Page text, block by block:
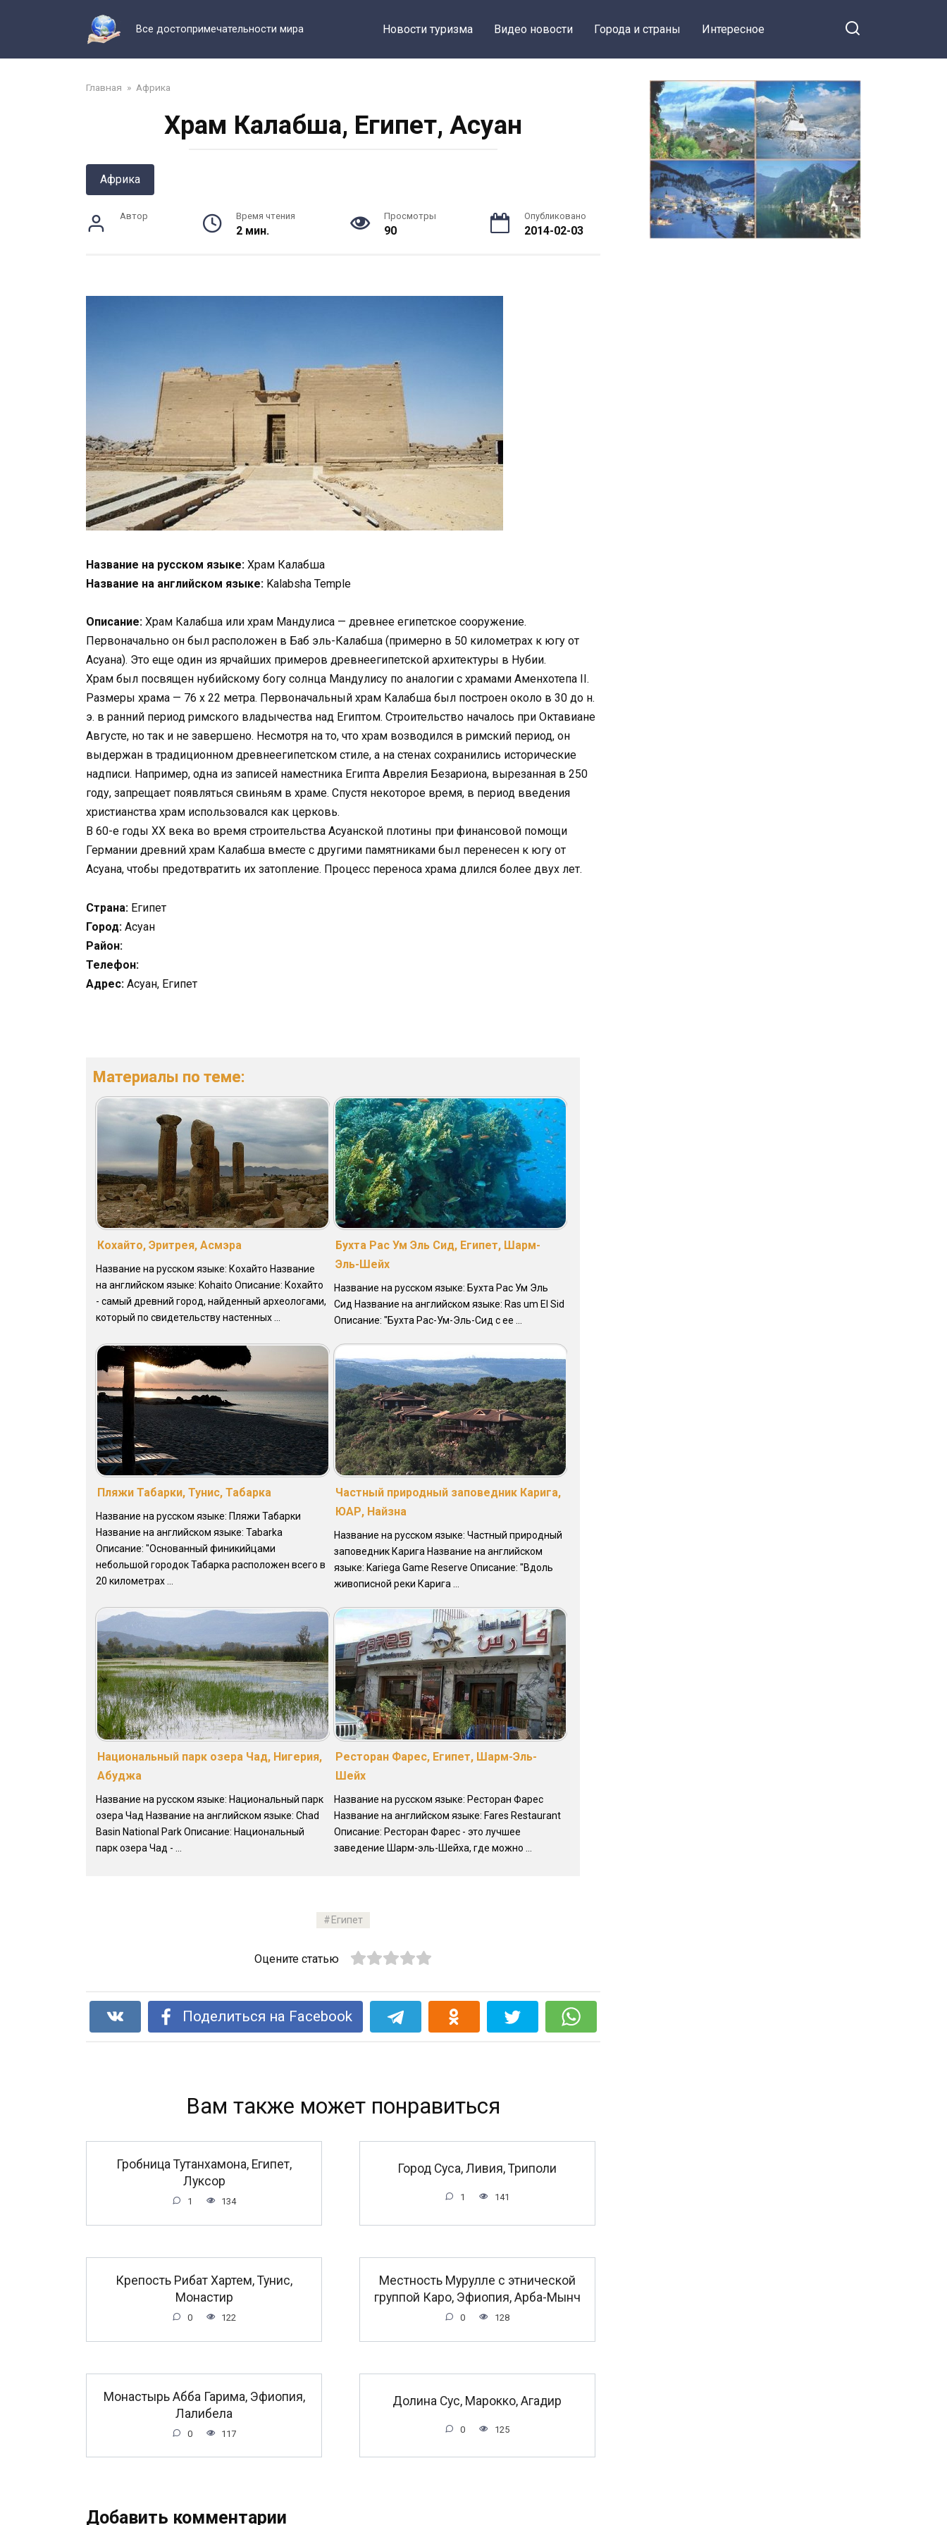
Все достопримечательности мира Новости туризма Видео новости Города и страны Интересное
Главная » Африка
Храм Калабша, Египет, Асуан
Африка
Автор Время чтения
2 мин.
Просмотры
90
Опубликовано
2014-02-03
Название на русском языке: Храм Калабша
Название на английском языке: Kalabsha Temple
Описание: Храм Калабша или храм Мандулиса — древнее египетское сооружение.
Первоначально он был расположен в Баб эль-Калабша (примерно в 50 километрах к югу от
Асуана). Это еще один из ярчайших примеров древнеегипетской архитектуры в Нубии.
Храм был посвящен нубийскому богу солнца Мандулису по аналогии с храмами Аменхотепа II.
Размеры храма — 76 х 22 метра. Первоначальный храм Калабша был построен около в 30 до н.
э. в ранний период римского владычества над Египтом. Строительство началось при Октавиане
Августе, но так и не завершено. Несмотря на то, что храм возводился в римский период, он
выдержан в традиционном древнеегипетском стиле, а на стенах сохранились исторические
надписи. Например, одна из записей наместника Египта Аврелия Безариона, вырезанная в 250
году, запрещает появляться свиньям в храме. Спустя некоторое время, в период введения
христианства храм использовался как церковь.
В 60-е годы ХХ века во время строительства Асуанской плотины при финансовой помощи
Германии древний храм Калабша вместе с другими памятниками был перенесен к югу от
Асуана, чтобы предотвратить их затопление. Процесс переноса храма длился более двух лет.
Страна: Египет
Город: Асуан
Район:
Телефон:
Адрес: Асуан, Египет
Материалы по теме:
Кохайто, Эритрея, Асмэра
Название на русском языке: Кохайто Название
на английском языке: Kohaito Описание: Кохайто
- самый древний город, найденный археологами,
который по свидетельству настенных ...
Бухта Рас Ум Эль Сид, Египет, Шарм-
Эль-Шейх
Название на русском языке: Бухта Рас Ум Эль
Сид Название на английском языке: Ras um El Sid
Описание: "Бухта Рас-Ум-Эль-Сид с ее ...
Пляжи Табарки, Тунис, Табарка
Название на русском языке: Пляжи Табарки
Название на английском языке: Tabarka
Описание: "Основанный финикийцами
небольшой городок Табарка расположен всего в
20 километрах ...
Частный природный заповедник Карига,
ЮАР, Найзна
Название на русском языке: Частный природный
заповедник Карига Название на английском
языке: Kariega Game Reserve Описание: "Вдоль
живописной реки Карига ...
Национальный парк озера Чад, Нигерия,
Абуджа
Название на русском языке: Национальный парк
озера Чад Название на английском языке: Chad
Basin National Park Описание: Национальный
парк озера Чад - ...
Ресторан Фарес, Египет, Шарм-Эль-
Шейх
Название на русском языке: Ресторан Фарес
Название на английском языке: Fares Restaurant
Описание: Ресторан Фарес - это лучшее
заведение Шарм-эль-Шейха, где можно ...
Египет
Оцените статью
Поделиться на Facebook
Вам также может понравиться
Гробница Тутанхамона, Египет,
Луксор
1 134
Город Суса, Ливия, Триполи
1 141
Крепость Рибат Хартем, Тунис,
Монастир
0 122
Местность Мурулле с этнической
группой Каро, Эфиопия, Арба-Мынч
0 128
Монастырь Абба Гарима, Эфиопия,
Лалибела
0 117
Долина Сус, Марокко, Агадир
0 125
Добавить комментарии